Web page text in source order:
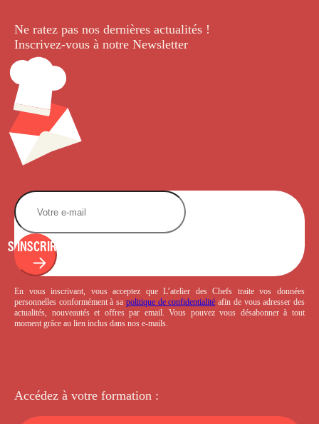
Ne ratez pas nos dernières actualités !
Inscrivez-vous à notre Newsletter.
S'INSCRIRE
En vous inscrivant, vous acceptez que L’atelier des Chefs traite vos données
personnelles conformément à sa politique de confidentialité afin de vous adresser des
actualités, nouveautés et offres par email. Vous pouvez vous désabonner à tout
moment grâce au lien inclus dans nos e-mails.
Accédez à votre formation :